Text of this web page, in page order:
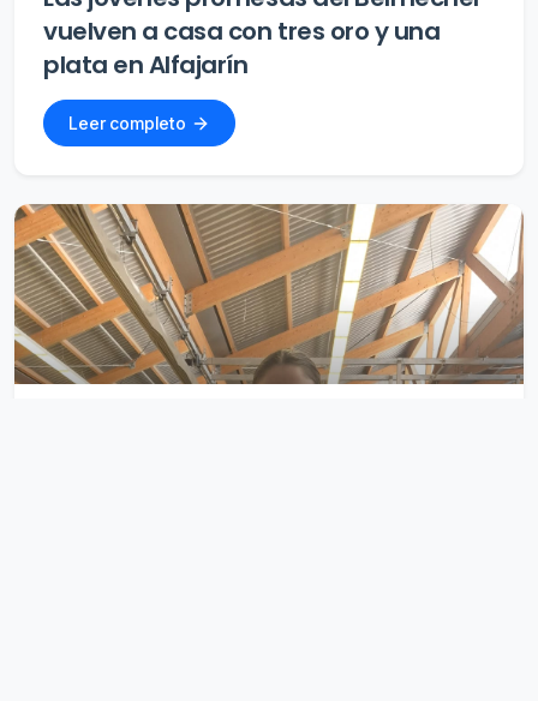
vuelven a casa con tres oro y una
plata en Alfajarín
Leer completo